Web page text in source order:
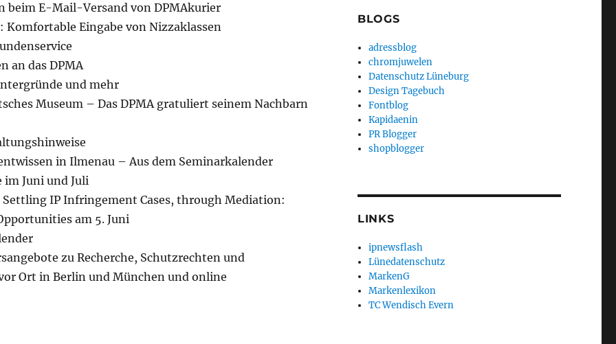
beim E-Mail-Versand von DPMAkurier
Komfortable Eingabe von Nizzaklassen
an das DPMA
und mehr
Museum – Das DPMA gratuliert seinem Nachbarn
in Ilmenau – Aus dem Seminarkalender
im Juni und Juli
Settling IP Infringement Cases, through Mediation:
am 5. Juni
zu Recherche, Schutzrechten und
Ort in Berlin und München und online
BLOGS
adressblog
chromjuwelen
Datenschutz Lüneburg
Design Tagebuch
Fontblog
Kapidaenin
PR Blogger
shopblogger
LINKS
ipnewsflash
Lünedatenschutz
MarkenG
Markenlexikon
TC Wendisch Evern